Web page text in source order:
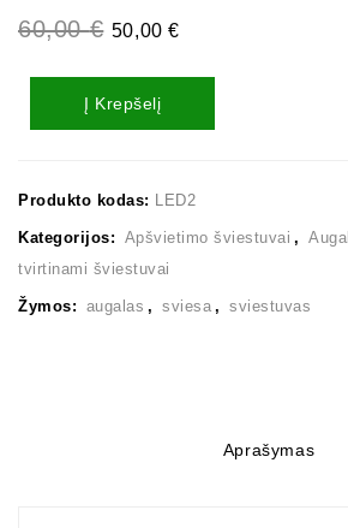
60,00€ 50,00€
Į Krepšelį
Produkto kodas: LED2
Kategorijos: Apšvietimo šviestuvai ,
tvirtinami šviestuvai
Žymos: augalas , sviesa , sviestuvas
Aprašymas